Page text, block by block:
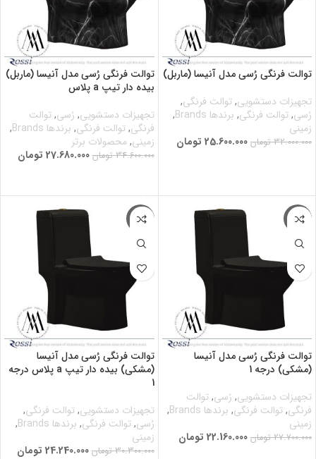
توالت فرنگی رُسی مدل آنیسا (ماربل)
تجهیزات دستشویی,توالت فرنگی,
رُسی,توالت فرنگی, برندها Brands
,
زمینی
32.000.000 تومان 25.600.000 تومان
توالت فرنگی رُسی مدل آنیسا (ماربل)
بیده دار تیپ a پلاس
تجهیزات دستشویی, رُسی,توالت
فرنگی,توالت فرنگی, برندها Brands
,
زمینی, محصولات برتر
34.600.000 تومان 27.680.000 تومان
-20%
توالت فرنگی رُسی مدل آنیسا
(مشکی) درجه 1
تجهیزات دستشویی, رُسی,توالت
فرنگی,توالت فرنگی, برندها Brands
,
زمینی
27.700.000 تومان 22.160.000 تومان
-20%
توالت فرنگی رُسی مدل آنیسا
(مشکی) بیده دار تیپ a پلاس درجه
1
تجهیزات دستشویی,توالت فرنگی,
رُسی,توالت فرنگی, برندها Brands
,
زمینی
30.300.000 تومان 24.240.000 تومان